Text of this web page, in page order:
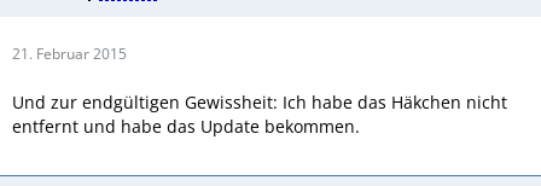
21. Februar 2015
Und zur endgültigen Gewissheit: Ich habe das Häkchen nicht
entfernt und habe das Update bekommen.